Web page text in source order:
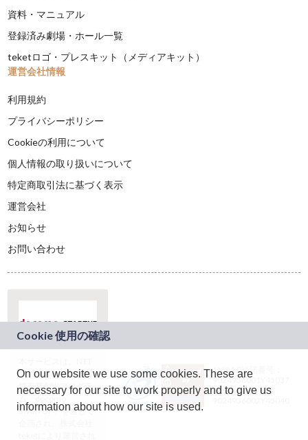
資料・マニュアル
登録済み劇場・ホール一覧
teketロゴ・プレスキット（メディアキット）
運営会社情報
利用規約
プライバシーポリシー
Cookieの利用について
個人情報の取り扱いについて
特定商取引法に基づく表示
運営会社
お知らせ
お問い合わせ
ドコモグループの新
規事業創出プログラ
ム「docomo
STARTUP」を通じて
JASRAC許諾番号：
9024936001Y45037
JASRAC許諾番号：
On our website we use some cookies. These are
necessary for our site to work properly and to give us
information about how our site is used.